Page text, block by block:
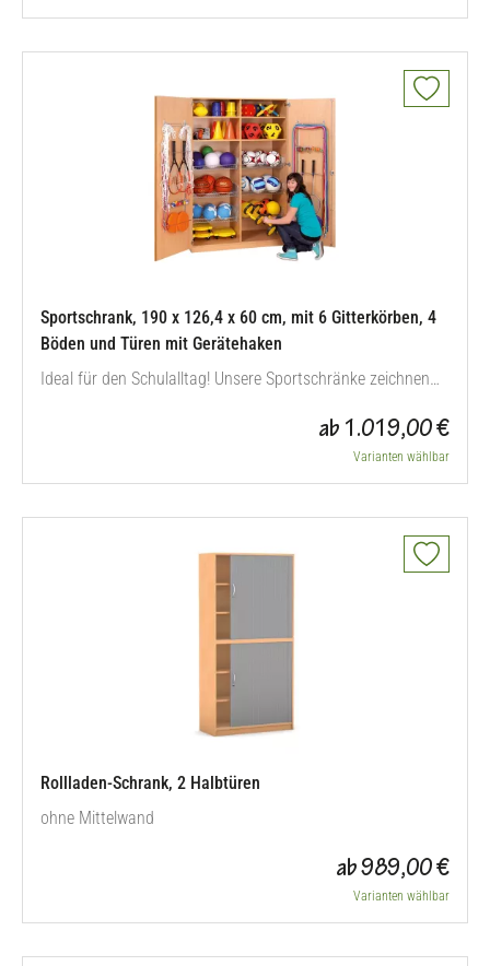
Sportschrank, 190 x 126,4 x 60 cm, mit 6 Gitterkörben, 4
Böden und Türen mit Gerätehaken
Ideal für den Schulalltag! Unsere Sportschränke zeichnen
aus. Dafür sorgt die Festverbindung der 19 mm starken
Wände von Korpus und Inneneinteilung. Die eingelassene
19 mm starke Rückwand erhöht die Standfestigkeit
ab 1.019,00 €
Varianten wählbar
Rollladen-Schrank, 2 Halbtüren
ohne Mittelwand
ab 989,00 €
Varianten wählbar